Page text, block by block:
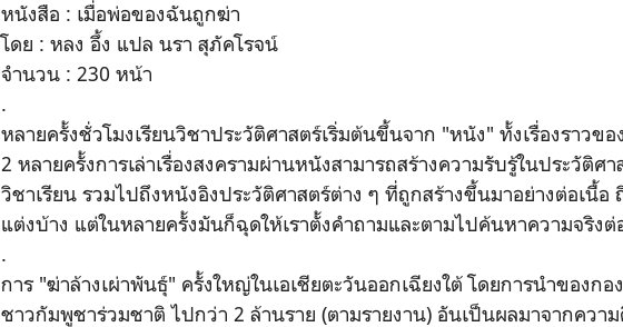
หนังสือ : เมื่อพ่อของฉันถูกฆ่า
โดย : หลง อึ้ง แปล นรา สุภัคโรจน์
จำนวน : 230 หน้า
.
หลายครั้งชั่วโมงเรียนวิชาประวัติศาสตร์เริ่มต้นขึ้นจาก "หนัง" ทั้งเรื่องราวขอ
2 หลายครั้งการเล่าเรื่องสงครามผ่านหนังสามารถสร้างความรับรู้ในประวัติศ
วิชาเรียน รวมไปถึงหนังอิงประวัติศาสตร์ต่าง ๆ ที่ถูกสร้างขึ้นมาอย่างต่อเนื้อ
แต่งบ้าง แต่ในหลายครั้งมันก็ฉุดให้เราตั้งคำถามและตามไปค้นหาความจริงต่
.
การ "ฆ่าล้างเผ่าพันธุ์" ครั้งใหญ่ในเอเชียตะวันออกเฉียงใต้ โดยการนำของก
ชาวกัมพูชาร่วมชาติ ไปกว่า 2 ล้านราย (ตามรายงาน) อันเป็นผลมาจากควา